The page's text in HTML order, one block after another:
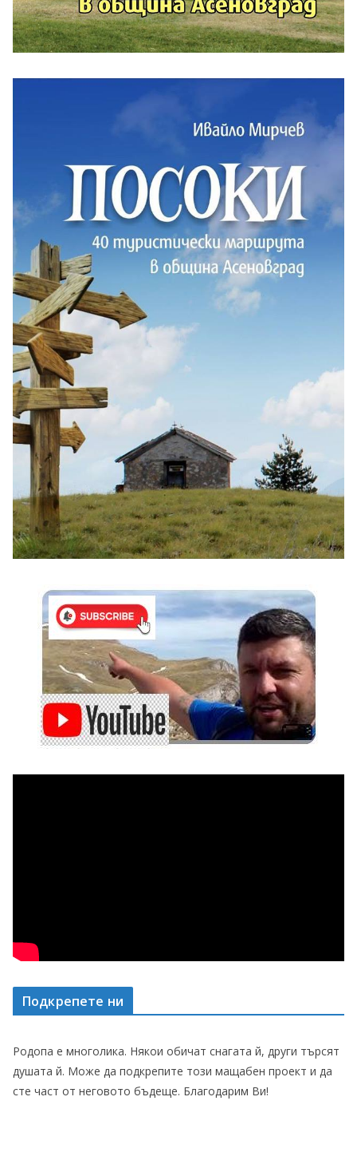
Подкрепете ни
Родопа е многолика. Някои обичат снагата й, други търсят
душата й. Може да подкрепите този мащабен проект и да
сте част от неговото бъдеще. Благодарим Ви!